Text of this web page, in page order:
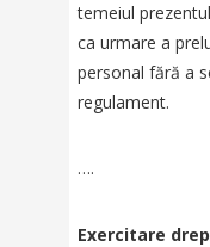
temeiul
ca urmare a
personal fără a
regulament.
….
Exercitare